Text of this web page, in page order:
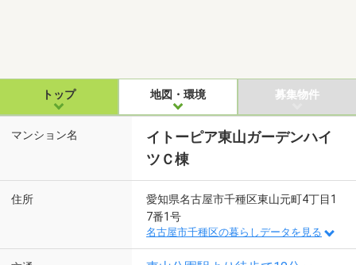
トップ 地図・環境 募集物件
マンション名
イトーピア東山ガーデンハイ
ツＣ棟
住所
愛知県名古屋市千種区東山元町4丁目1
7番1号
名古屋市千種区の暮らしデータを見る